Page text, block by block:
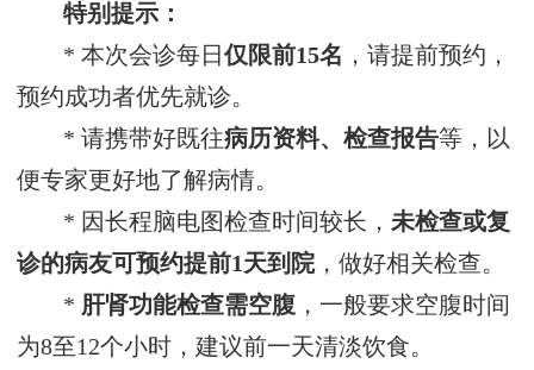
特别提示：
* 本次会诊每日仅限前15名 ，请提前预约，
预约成功者优先就诊。
* 请携带好既往病历资料、检查报告等，以
便专家更好地了解病情。
* 因长程脑电图检查时间较长，未检查或复
诊的病友可预约提前1天到院，做好相关检查。
* 肝肾功能检查需空腹 ，一般要求空腹时间
为8至12个小时，建议前一天清淡饮食。